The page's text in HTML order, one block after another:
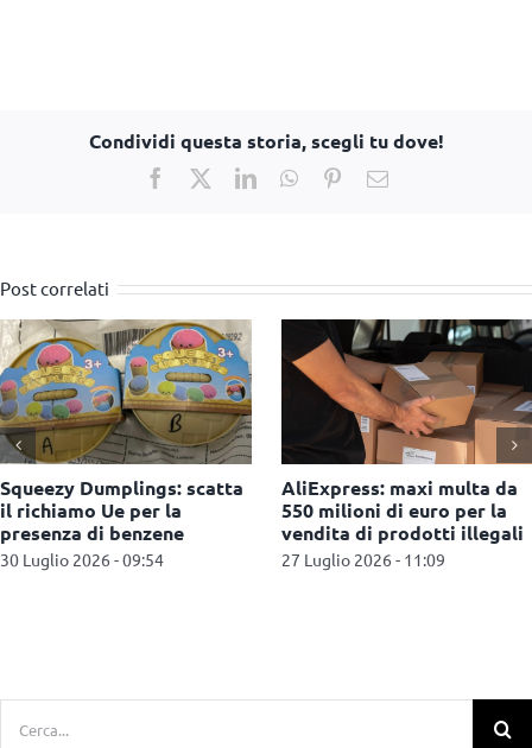
Condividi questa storia, scegli tu dove!
Facebook
X LinkedInWhatsApp
PinterestEmail
Post correlati
Kind + Jugend 2026, a
Colonia il settore baby
guarda al futuro
22 Luglio 2026 - 12:22
Hasbro annuncia una
partnership con Nintendo
per The Legend of Zelda
22 Luglio 2026 - 12:12